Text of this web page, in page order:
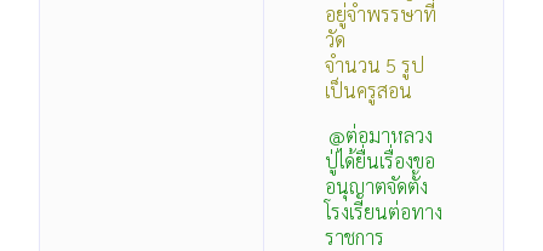
อยู่จำพรรษาที่
วัด
จำนวน 5 รูป
เป็นครูสอน
@ต่อมาหลวง
ปู่ได้ยื่นเรื่องขอ
อนุญาตจัดตั้ง
โรงเรียนต่อทาง
ราชการ